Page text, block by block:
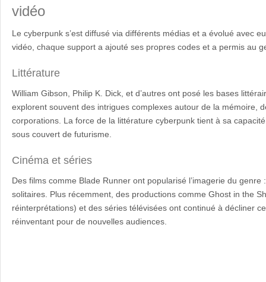
vidéo
Le cyberpunk s’est diffusé via différents médias et a évolué avec
vidéo, chaque support a ajouté ses propres codes et a permis au
Littérature
William Gibson, Philip K. Dick, et d’autres ont posé les bases
explorent souvent des intrigues complexes autour de la mémoire,
corporations. La force de la littérature cyberpunk tient à sa
sous couvert de futurisme.
Cinéma et séries
Des films comme Blade Runner ont popularisé l’imagerie du genre
solitaires. Plus récemment, des productions comme Ghost in the
réinterprétations) et des séries télévisées ont continué à décliner
réinventant pour de nouvelles audiences.